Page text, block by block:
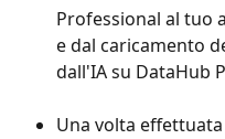
Professional al tuo
e dal caricamento
dall'IA su DataHub
Una volta